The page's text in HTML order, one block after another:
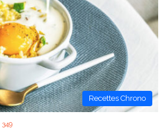
Recettes Chrono
349